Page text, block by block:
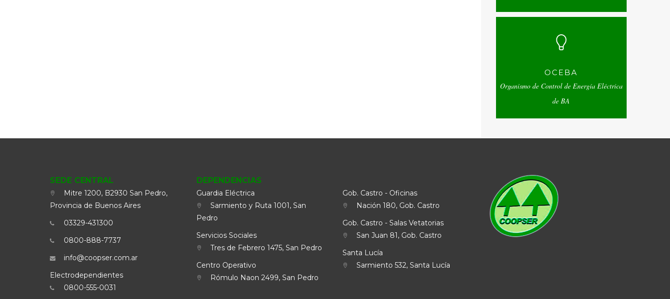
OCEBA
Organismo de Control de Energía Eléctrica
de BA
SEDE CENTRAL
Mitre 1200, B2930 San Pedro,
Provincia de Buenos Aires
03329-431300
0800-888-7737
info@coopser.com.ar
Electrodependientes
0800-555-0031
DEPENDENCIAS
Guardia Eléctrica
Sarmiento y Ruta 1001, San
Pedro
Servicios Sociales
Tres de Febrero 1475, San Pedro
Centro Operativo
Rómulo Naon 2499, San Pedro
Gob. Castro - Oficinas
Nación 180, Gob. Castro
Gob. Castro - Salas Vetatorias
San Juan 81, Gob. Castro
Santa Lucía
Sarmiento 532, Santa Lucía